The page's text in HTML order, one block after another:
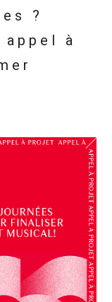
?
appel à